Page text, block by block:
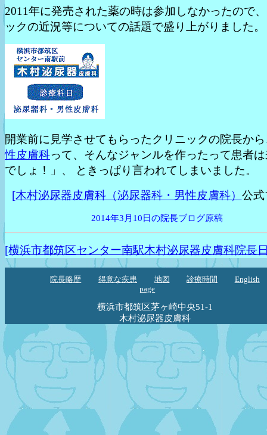
2011年に発売された薬の時は参加しなかったので
ックの近況等についての話題で盛り上がりました。
開業前に見学させてもらったクリニックの院長か
性皮膚科って、そんなジャンルを作ったって患者
でしょ！」、 ときっぱり言われてしまいました。
[木村泌尿器皮膚科（泌尿器科・男性皮膚科） 公
2014年3月10日の院長ブログ原稿
[横浜市都筑区センター南駅木村泌尿器皮膚科院長
院長略歴 得意な疾患 地図 診療時間
English
page
横浜市都筑区茅ヶ崎中央51-1
木村泌尿器皮膚科